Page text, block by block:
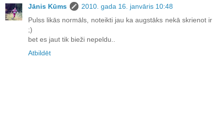
Jānis Kūms
2010. gada 16. janvāris 10:48
Pulss likās normāls, noteikti jau ka augstāks nekā skrienot ir
;)
bet es jaut tik bieži nepeldu..
Atbildēt